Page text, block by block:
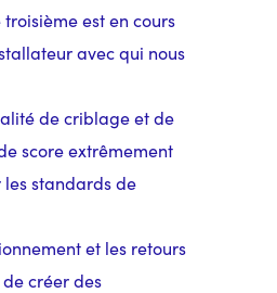
est en cours
avec qui nous
de criblage et de
score extrêmement
standards de
et les retours
créer des